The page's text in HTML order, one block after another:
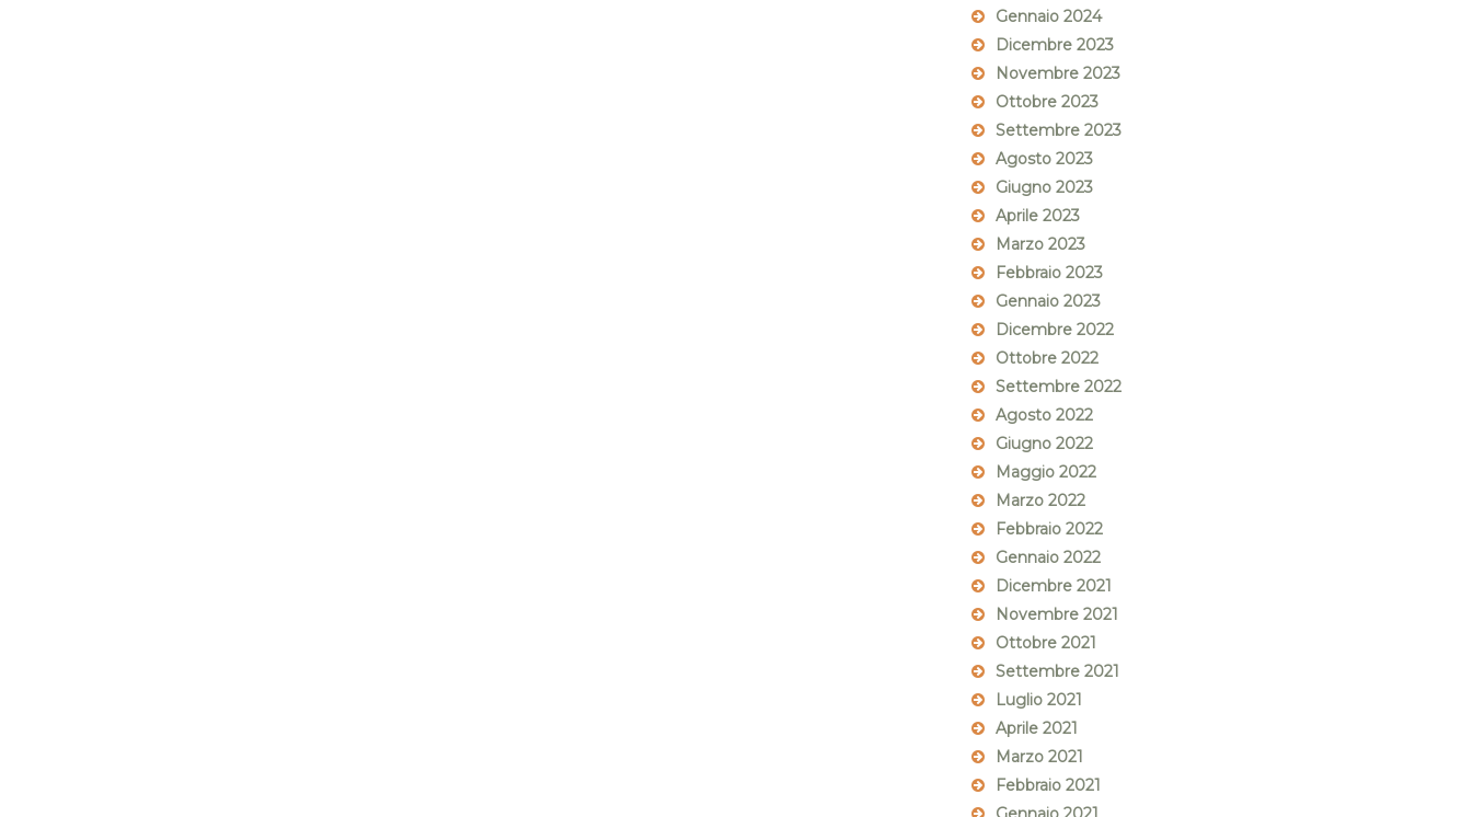
Gennaio 2024
Dicembre 2023
Novembre 2023
Ottobre 2023
Settembre 2023
Agosto 2023
Giugno 2023
Aprile 2023
Marzo 2023
Febbraio 2023
Gennaio 2023
Dicembre 2022
Ottobre 2022
Settembre 2022
Agosto 2022
Giugno 2022
Maggio 2022
Marzo 2022
Febbraio 2022
Gennaio 2022
Dicembre 2021
Novembre 2021
Ottobre 2021
Settembre 2021
Luglio 2021
Aprile 2021
Marzo 2021
Febbraio 2021